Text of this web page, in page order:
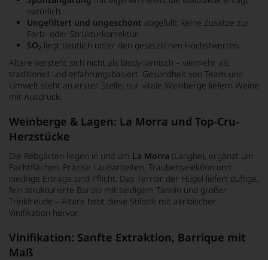
natürlich.
Ungefiltert und ungeschönt abgefüllt; keine Zusätze zur
Farb- oder Strukturkorrektur.
SO₂ liegt deutlich unter den gesetzlichen Höchstwerten.
Altare versteht sich nicht als biodynamisch – vielmehr als
traditionell und erfahrungsbasiert: Gesundheit von Team und
Umwelt steht an erster Stelle; nur vitale Weinberge liefern Weine
mit Ausdruck.
Weinberge & Lagen: La Morra und Top-Cru-
Herzstücke
Die Rebgärten liegen in und um La Morra (Langhe), ergänzt um
Pachtflächen. Präzise Laubarbeiten, Traubenselektion und
niedrige Erträge sind Pflicht. Das Terroir der Hügel liefert duftige,
fein strukturierte Barolo mit seidigem Tannin und großer
Trinkfreude – Altare hebt diese Stilistik mit akribischer
Vinifikation hervor.
Vinifikation: Sanfte Extraktion, Barrique mit
Maß